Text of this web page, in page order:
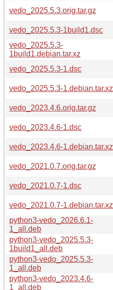
vedo_2025.5.3.orig.tar.gz
vedo_2025.5.3-1build1.dsc
vedo_2025.5.3-
1build1.debian.tar.xz
vedo_2025.5.3-1.dsc
vedo_2025.5.3-1.debian.tar.xz
vedo_2023.4.6.orig.tar.gz
vedo_2023.4.6-1.dsc
vedo_2023.4.6-1.debian.tar.xz
vedo_2021.0.7.orig.tar.gz
vedo_2021.0.7-1.dsc
vedo_2021.0.7-1.debian.tar.xz
python3-vedo_2026.6.1-
1_all.deb
python3-vedo_2025.5.3-
1build1_all.deb
python3-vedo_2025.5.3-
1_all.deb
python3-vedo_2023.4.6-
1_all.deb